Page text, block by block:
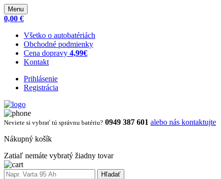
Menu
0,00 €
Všetko o autobatériách
Obchodné podmienky
Cena dopravy 4,99€
Kontakt
Prihlásenie
Registrácia
Neviete si vybrať tú správnu batériu? 0949 387 601 alebo nás kontaktujte
Nákupný košík
Zatiaľ nemáte vybratý žiadny tovar
Hľadať